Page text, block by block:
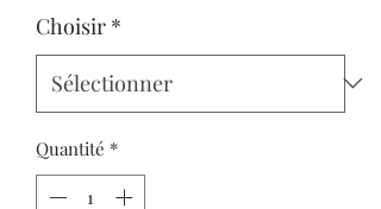
Choisir *
Quantité *